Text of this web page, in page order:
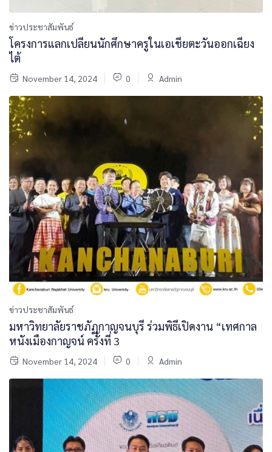
ข่าวประชาสัมพันธ์
โครงการแลกเปลี่ยนนักศึกษาครูในเอเชียตะวันออกเฉียง
ไต้
November 14, 2024 0 Admin
ข่าวประชาสัมพันธ์
มหาวิทยาลัยราชภัฏกาญจนบุรี ร่วมพิธีเปิดงาน “เทศกาล
หนังเมืองกาญจน์ ครั้งที่ 3
November 14, 2024 0 Admin